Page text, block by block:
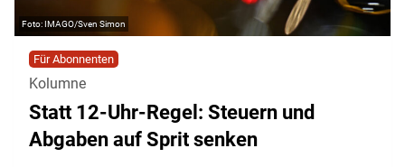
IMAGO/Sven Simon
Für Abonnenten
Kolumne
Statt 12-Uhr-Regel: Steuern und
Abgaben auf Sprit senken